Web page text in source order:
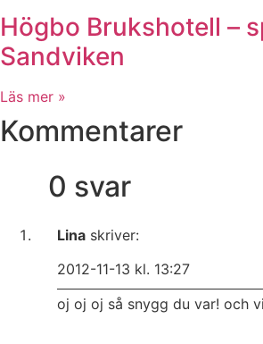
Högbo Brukshotell –
Sandviken
Läs mer »
Kommentarer
0 svar
Lina skriver:
2012-11-13 kl. 13:27
oj oj oj så snygg du var! och